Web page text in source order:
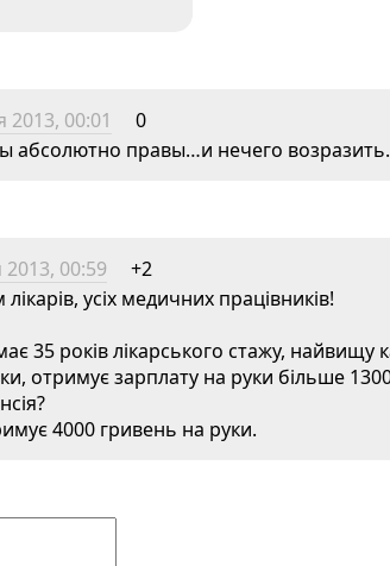
2013, 00:01
0
абсолютно правы…и нечего
00:59
+2
усіх медичних працівників!
35 років лікарського стажу, найвищу
отримує зарплату на руки більше
4000 гривень на руки.